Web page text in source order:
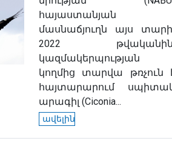
հայաստանյան
մասնաճյուղն այս
2022
կազմակերպության
կողմից տարվա թռչուն
հայտարարում
արագիլ (Ciconia...
ավելին